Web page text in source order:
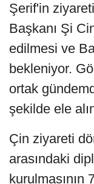
Şerif'in
Başkanı Şi
edilmesi ve
bekleniyor.
ortak
şekilde ele
Çin ziyareti
arasındaki
kurulmasının